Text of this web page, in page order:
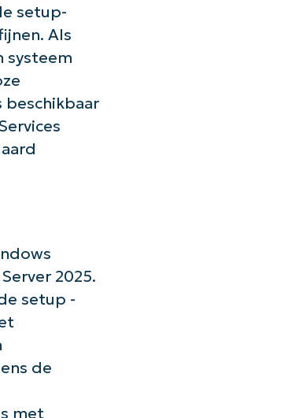
setup-
Als
systeem
beschikbaar
2025.
setup -
de
met